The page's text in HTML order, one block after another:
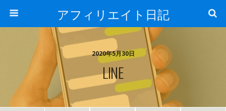
アフィリエイト日記
2020年5月30日
LINE